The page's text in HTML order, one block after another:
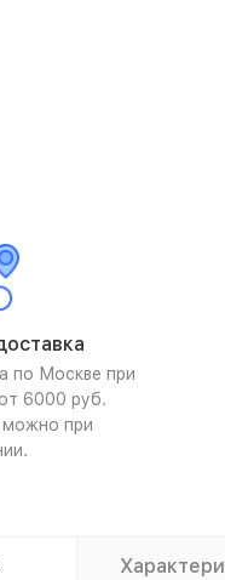
по Москве при
6000 руб.
можно при